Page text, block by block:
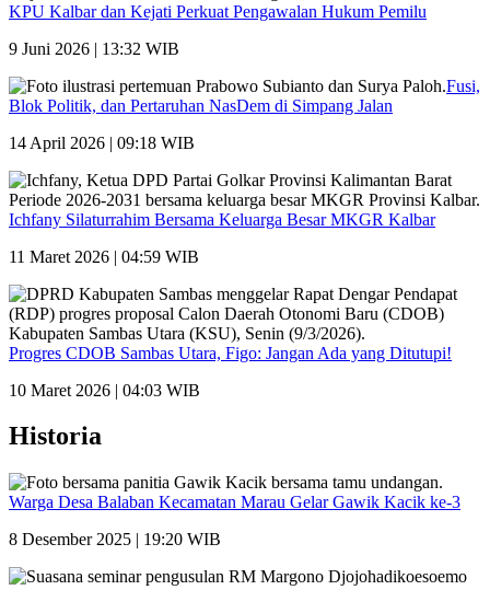
KPU Kalbar dan Kejati Perkuat Pengawalan Hukum Pemilu
9 Juni 2026 | 13:32 WIB
Fusi,
Blok Politik, dan Pertaruhan NasDem di Simpang Jalan
14 April 2026 | 09:18 WIB
Ichfany Silaturrahim Bersama Keluarga Besar MKGR Kalbar
11 Maret 2026 | 04:59 WIB
Progres CDOB Sambas Utara, Figo: Jangan Ada yang Ditutupi!
10 Maret 2026 | 04:03 WIB
Historia
Warga Desa Balaban Kecamatan Marau Gelar Gawik Kacik ke-3
8 Desember 2025 | 19:20 WIB